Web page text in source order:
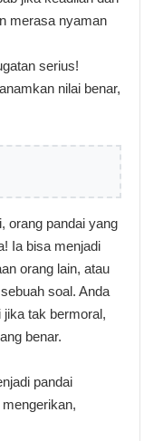
merasa nyaman
serius!
nilai benar,
orang pandai yang
Ia bisa menjadi
orang lain, atau
soal. Anda
jika tak bermoral,
benar.
pandai